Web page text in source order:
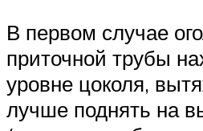
В первом случае
приточной трубы
уровне цоколя,
лучше поднять на